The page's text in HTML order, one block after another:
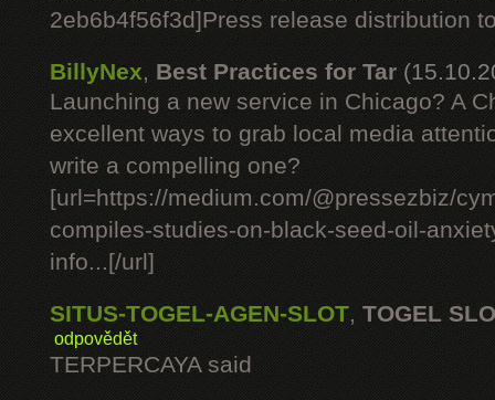
2eb6b4f56f3d]Press release distribution
BillyNex, Best Practices for Tar
Launching a new service in Chicago? A
excellent ways to grab local media
write a compelling one?
[url=https://medium.com/@pressezbiz/
compiles-studies-on-black-seed-oil-
info...[/url]
SITUS-TOGEL-AGEN-SLOT,TOGEL
odpovědět
TERPERCAYA said